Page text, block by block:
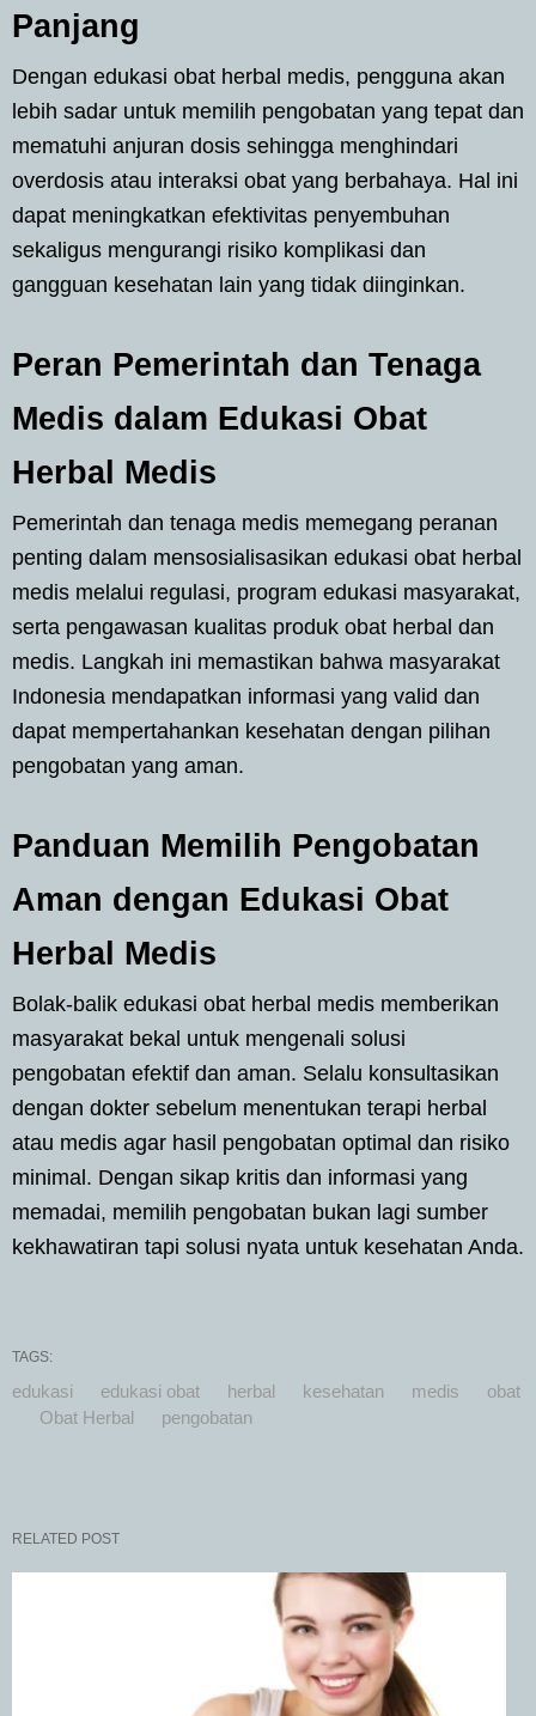
Panjang
Dengan edukasi obat herbal medis, pengguna akan
lebih sadar untuk memilih pengobatan yang tepat dan
mematuhi anjuran dosis sehingga menghindari
overdosis atau interaksi obat yang berbahaya. Hal ini
dapat meningkatkan efektivitas penyembuhan
sekaligus mengurangi risiko komplikasi dan
gangguan kesehatan lain yang tidak diinginkan.
Peran Pemerintah dan Tenaga
Medis dalam Edukasi Obat
Herbal Medis
Pemerintah dan tenaga medis memegang peranan
penting dalam mensosialisasikan edukasi obat herbal
medis melalui regulasi, program edukasi masyarakat,
serta pengawasan kualitas produk obat herbal dan
medis. Langkah ini memastikan bahwa masyarakat
Indonesia mendapatkan informasi yang valid dan
dapat mempertahankan kesehatan dengan pilihan
pengobatan yang aman.
Panduan Memilih Pengobatan
Aman dengan Edukasi Obat
Herbal Medis
Bolak-balik edukasi obat herbal medis memberikan
masyarakat bekal untuk mengenali solusi
pengobatan efektif dan aman. Selalu konsultasikan
dengan dokter sebelum menentukan terapi herbal
atau medis agar hasil pengobatan optimal dan risiko
minimal. Dengan sikap kritis dan informasi yang
memadai, memilih pengobatan bukan lagi sumber
kekhawatiran tapi solusi nyata untuk kesehatan Anda.
TAGS:
edukasi edukasi obat herbal kesehatan medis
obat
Obat Herbal
pengobatan
RELATED POST